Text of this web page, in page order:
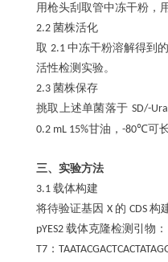
用枪头刮取管中冻干粉，
2.2 菌株活化
取 2.1中冻干粉溶解得到
活性检测实验。
2.3 菌株保存
挑取上述单菌落于 SD/-
0.2 mL 15%甘油， -80℃可
三、实验方法
3.1 载体构建
将待验证基因 X 的 CDS 构
pYES2 载体克隆检测引物：
T7 ：